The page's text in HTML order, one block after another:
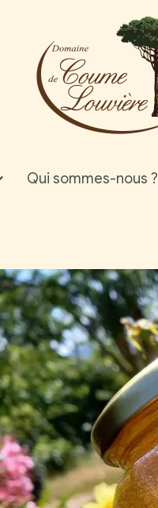
Qui sommes-nous ?